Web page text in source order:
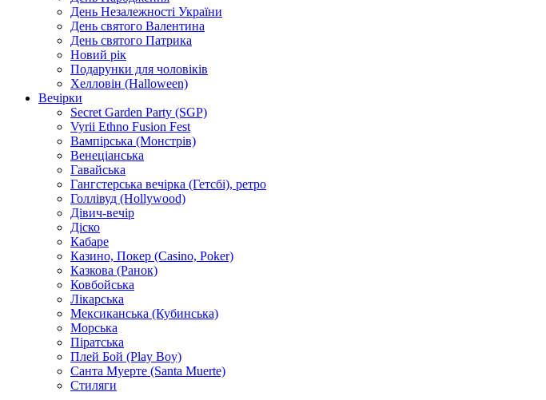
День Незалежності України
День святого Валентина
День святого Патрика
Новий рік
Подарунки для чоловіків
Хелловін (Halloween)
Вечірки
Secret Garden Party (SGP)
Vyrii Ethno Fusion Fest
Вампірська (Монстрів)
Венеціанська
Гавайська
Гангстерська вечірка (Гетсбі), ретро
Голлівуд (Hollywood)
Дівич-вечір
Діско
Кабаре
Казино, Покер (Casino, Poker)
Казкова (Ранок)
Ковбойська
Лікарська
Мексиканська (Кубинська)
Морська
Піратська
Плей Бой (Play Boy)
Санта Муерте (Santa Muerte)
Стиляги